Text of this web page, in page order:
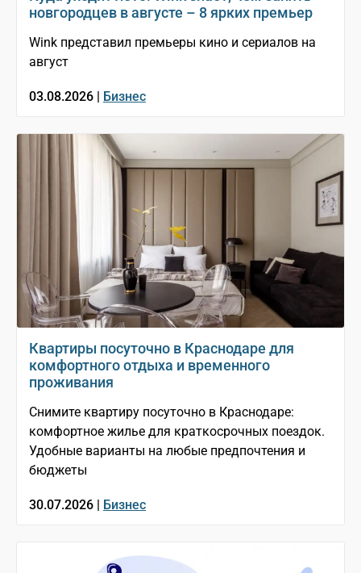
новгородцев в августе – 8 ярких премьер
Wink представил премьеры кино и сериалов на
август
03.08.2026 | Бизнес
Квартиры посуточно в Краснодаре для
комфортного отдыха и временного
проживания
Снимите квартиру посуточно в Краснодаре:
комфортное жилье для краткосрочных поездок.
Удобные варианты на любые предпочтения и
бюджеты
30.07.2026 | Бизнес